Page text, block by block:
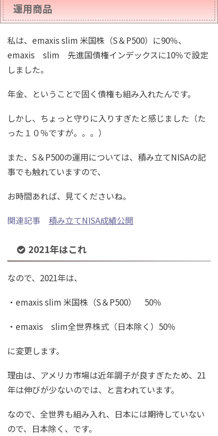
運用商品
私は、emaxis slim 米国株（S＆P500）に90％、
emaxis slim 先進国債権インデックスに10％で設定
しました。
年金、ということで固く債権も組み入れたんです。
しかし、ちょっと守りに入りすぎたと感じました（た
った１０％ですが。。。）
また、S＆P500の運用については、積み立てNISAの記
事でも触れていますので、
お時間あれば、見てくださいね。
関連記事 積み立てNISA成績公開
2021年はこれ
なので、2021年は、
・emaxis slim 米国株（S＆P500） 50％
・emaxis slim全世界株式（日本除く）50％
に変更します。
理由は、アメリカ市場は近年調子が良すぎたため、21
年は伸びが少ないのでは、と言われています。
なので、全世界も組み入れ、日本には期待していない
ので、日本除く、です。